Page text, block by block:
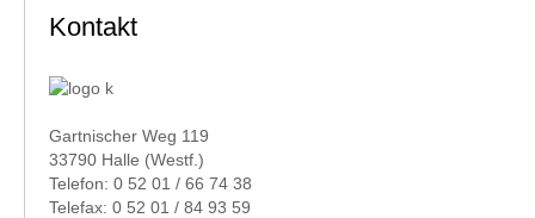
Kontakt
Gartnischer Weg 119
33790 Halle (Westf.)
Telefon: 0 52 01 / 66 74 38
Telefax: 0 52 01 / 84 93 59